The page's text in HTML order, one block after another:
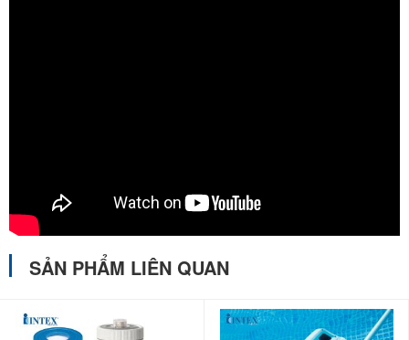
2. Các bước sử dụng máy lọc INTEX:
Bước 1:
nước đúng trong video dưới đây:
SẢN PHẨM LIÊN QUAN